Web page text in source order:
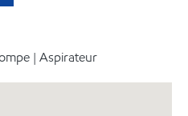
| Aspirateur